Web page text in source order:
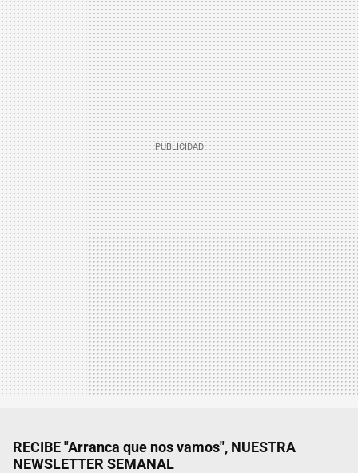
RECIBE "Arranca que nos vamos", NUESTRA
NEWSLETTER SEMANAL